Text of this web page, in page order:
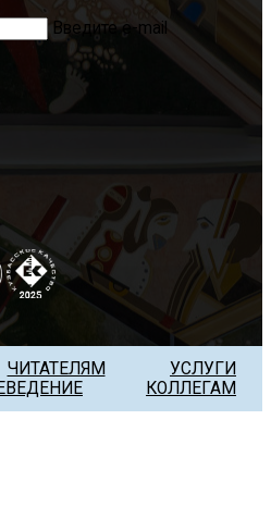
Введите e-mail
ЧИТАТЕЛЯМ
УСЛУГИ
КОЛЛЕГАМ